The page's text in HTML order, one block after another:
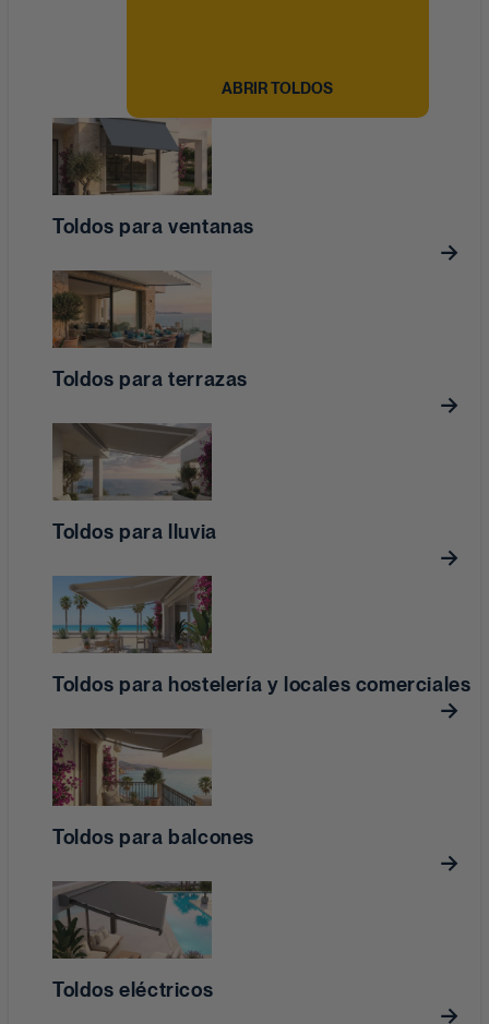
ABRIR TOLDOS
Toldos para ventanas
Toldos para terrazas
Toldos para lluvia
Toldos para hostelería y locales comerciales
Toldos para balcones
Toldos eléctricos